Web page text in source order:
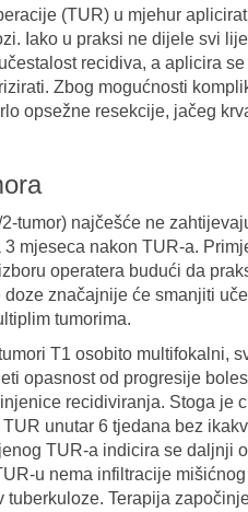
(TUR) u mjehur
Iako u praksi ne dijele svi
recidiva, a aplicira
Zbog mogućnosti
opsežne resekcije, jačeg
2-tumor) najčešće ne
mjeseca nakon TUR-a.
operatera budući da
značajnije će smanjiti
tumorima.
T1 osobito multifokalni,
opasnost od progresije
recidiviranja. Stoga je
unutar 6 tjedana bez
TUR-a indicira se daljnji
u nema infiltracije
Terapija